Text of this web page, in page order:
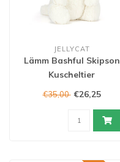
JELLYCAT
Lämm Bashful Skipson
Kuscheltier
€35,00 €26,25